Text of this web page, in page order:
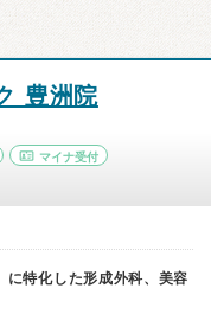
豊洲院
マイナ受付
に特化した形成外科、美容